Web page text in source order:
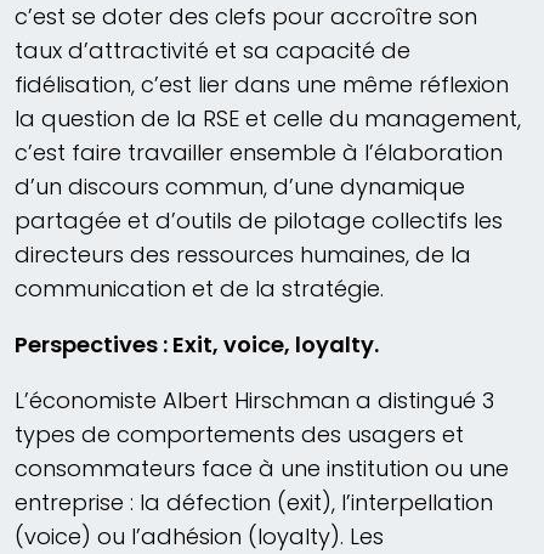
c’est se doter des clefs pour accroître son
taux d’attractivité et sa capacité de
fidélisation, c’est lier dans une même réflexion
la question de la RSE et celle du management,
c’est faire travailler ensemble à l’élaboration
d’un discours commun, d’une dynamique
partagée et d’outils de pilotage collectifs les
directeurs des ressources humaines, de la
communication et de la stratégie.
Perspectives : Exit, voice, loyalty.
L’économiste Albert Hirschman a distingué 3
types de comportements des usagers et
consommateurs face à une institution ou une
entreprise : la défection (exit), l’interpellation
(voice) ou l’adhésion (loyalty). Les